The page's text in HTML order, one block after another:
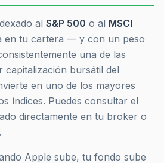
al S&P 500 o al MSCI
en tu cartera — y con un peso
una de las
capitalización bursátil del
en uno de los mayores
índices. Puedes consultar el
directamente en tu broker o
Apple sube, tu fondo sube